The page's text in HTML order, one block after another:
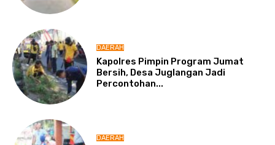
DAERAH
Kapolres Pimpin Program Jumat
Bersih, Desa Juglangan Jadi
Percontohan...
DAERAH